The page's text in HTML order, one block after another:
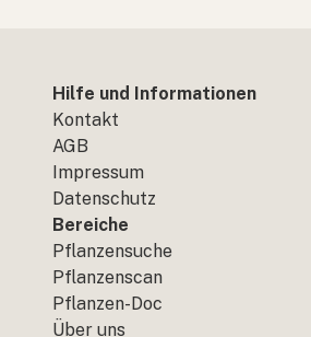
Hilfe und Informationen
Kontakt
AGB
Impressum
Datenschutz
Bereiche
Pflanzensuche
Pflanzenscan
Pflanzen-Doc
Über uns